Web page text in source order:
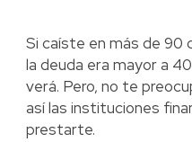
Si caíste en más de 90
la deuda era mayor a
verá. Pero, no te
así las instituciones
prestarte.